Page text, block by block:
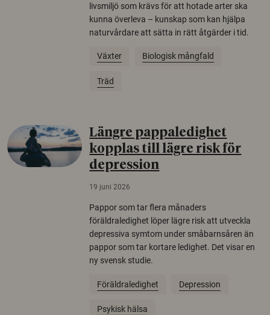
livsmiljö som krävs för att hotade arter ska
kunna överleva – kunskap som kan hjälpa
naturvårdare att sätta in rätt åtgärder i tid.
Växter Biologisk mångfald
Träd
Längre pappaledighet
kopplas till lägre risk för
depression
19 juni 2026
Pappor som tar flera månaders
föräldraledighet löper lägre risk att utveckla
depressiva symtom under småbarnsåren än
pappor som tar kortare ledighet. Det visar en
ny svensk studie.
Föräldraledighet Depression
Psykisk hälsa